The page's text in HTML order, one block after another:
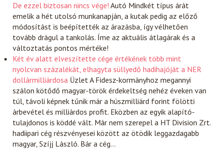
De ezzel biztosan nincs vége! Autó Mindkét típus árát
emelik a hét utolsó munkanapján, a kutak pedig az előző
módosítást is beépítették az árazásba, így vélhetően
tovább drágul a tankolás. Íme az aktuális átlagárak és a
változtatás pontos mértéke!
Két év alatt elveszítette cége értékének több mint
nyolcvan százalékát, elhagyta süllyedő hadihajóját a NER
dollármilliárdosa ÜzletA Fidesz-kormányhoz megannyi
szálon kötődő magyar-török érdekeltség nehéz éveken van
túl, távoli képnek tűnik már a húszmilliárd forint fölötti
árbevétel és milliárdos profit. Eközben az egyik alapító-
tulajdonos is köddé vált. Már nem szerepel a HT Division Zrt.
hadiipari cég részvényesei között az ötödik leggazdagabb
magyar, Szíjj László. Bár a cég…